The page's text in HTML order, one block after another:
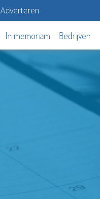
Adverteren
In memoriam Bedrijven